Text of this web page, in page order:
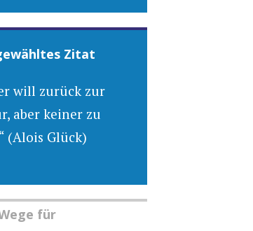
Zitat
will zurück zur
aber keiner zu
(Alois Glück)
für